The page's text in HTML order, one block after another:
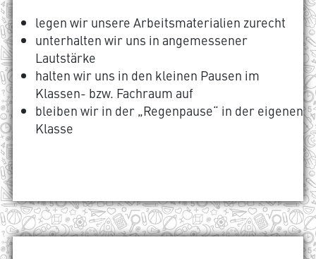
legen wir unsere Arbeitsmaterialien zurecht
unterhalten wir uns in angemessener
Lautstärke
halten wir uns in den kleinen Pausen im
Klassen- bzw. Fachraum auf
bleiben wir in der „Regenpause“ in der eigenen
Klasse